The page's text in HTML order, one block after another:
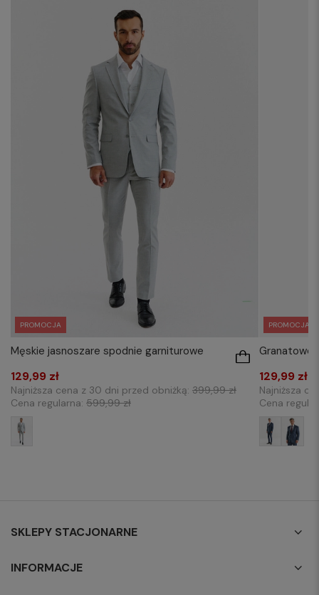
PROMOCJA
Męskie jasnoszare spodnie garniturowe
129,99 zł
Najniższa cena z 30 dni przed obniżką: 399,99 zł
Cena regularna: 599,99 zł
PROMOCJA
Granatowe
129,99 zł
Najniższa
Cena
SKLEPY STACJONARNE
INFORMACJE